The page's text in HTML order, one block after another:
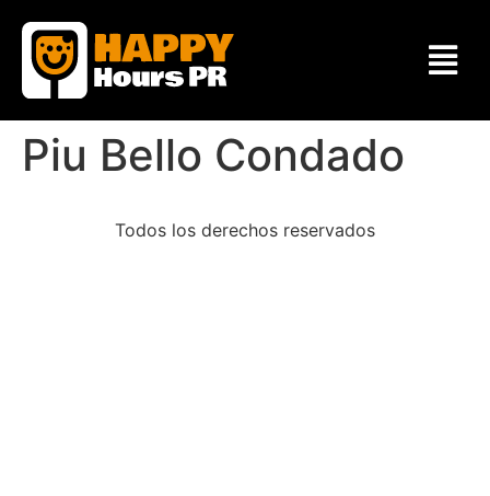
Piu Bello Condado
Todos los derechos reservados